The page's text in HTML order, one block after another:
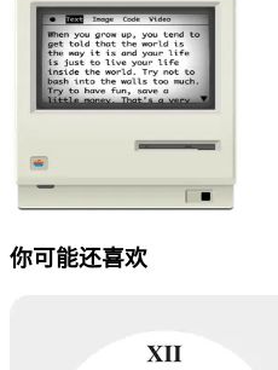
你可能还喜欢